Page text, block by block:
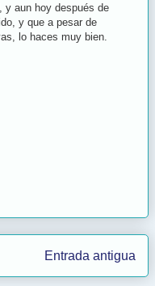
y aun hoy después de
y que a pesar de
lo haces muy bien.
Entrada antigua